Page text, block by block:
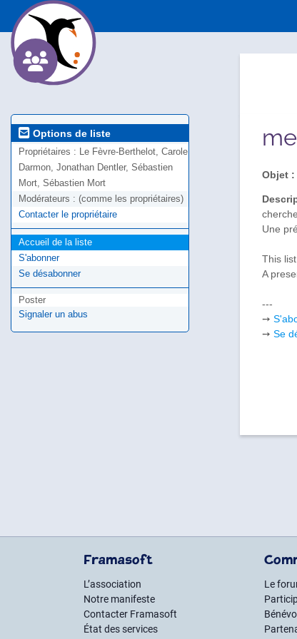
Options de liste
Propriétaires : Le Fèvre-Berthelot, Carole
Darmon, Jonathan Dentler, Sébastien
Mort, Sébastien Mort
Modérateurs : (comme les propriétaires)
Contacter le propriétaire
Accueil de la liste
S'abonner
Se désabonner
Poster
Signaler un abus
Objet :
Une
This
A
---
➙
➙ Se
Framasoft
L’association
Notre manifeste
Contacter Framasoft
État des services
Le